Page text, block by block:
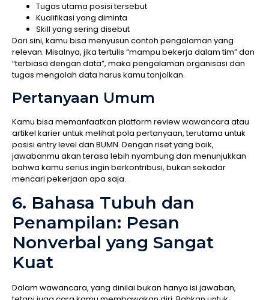
Tugas utama posisi tersebut
Kualifikasi yang diminta
Skill yang sering disebut
Dari sini, kamu bisa menyusun contoh pengalaman yang
relevan. Misalnya, jika tertulis “mampu bekerja dalam tim” dan
“terbiasa dengan data”, maka pengalaman organisasi dan
tugas mengolah data harus kamu tonjolkan.
Pertanyaan Umum
Kamu bisa memanfaatkan platform review wawancara atau
artikel karier untuk melihat pola pertanyaan, terutama untuk
posisi entry level dan BUMN. Dengan riset yang baik,
jawabanmu akan terasa lebih nyambung dan menunjukkan
bahwa kamu serius ingin berkontribusi, bukan sekadar
mencari pekerjaan apa saja.
6. Bahasa Tubuh dan
Penampilan: Pesan
Nonverbal yang Sangat
Kuat
Dalam wawancara, yang dinilai bukan hanya isi jawaban,